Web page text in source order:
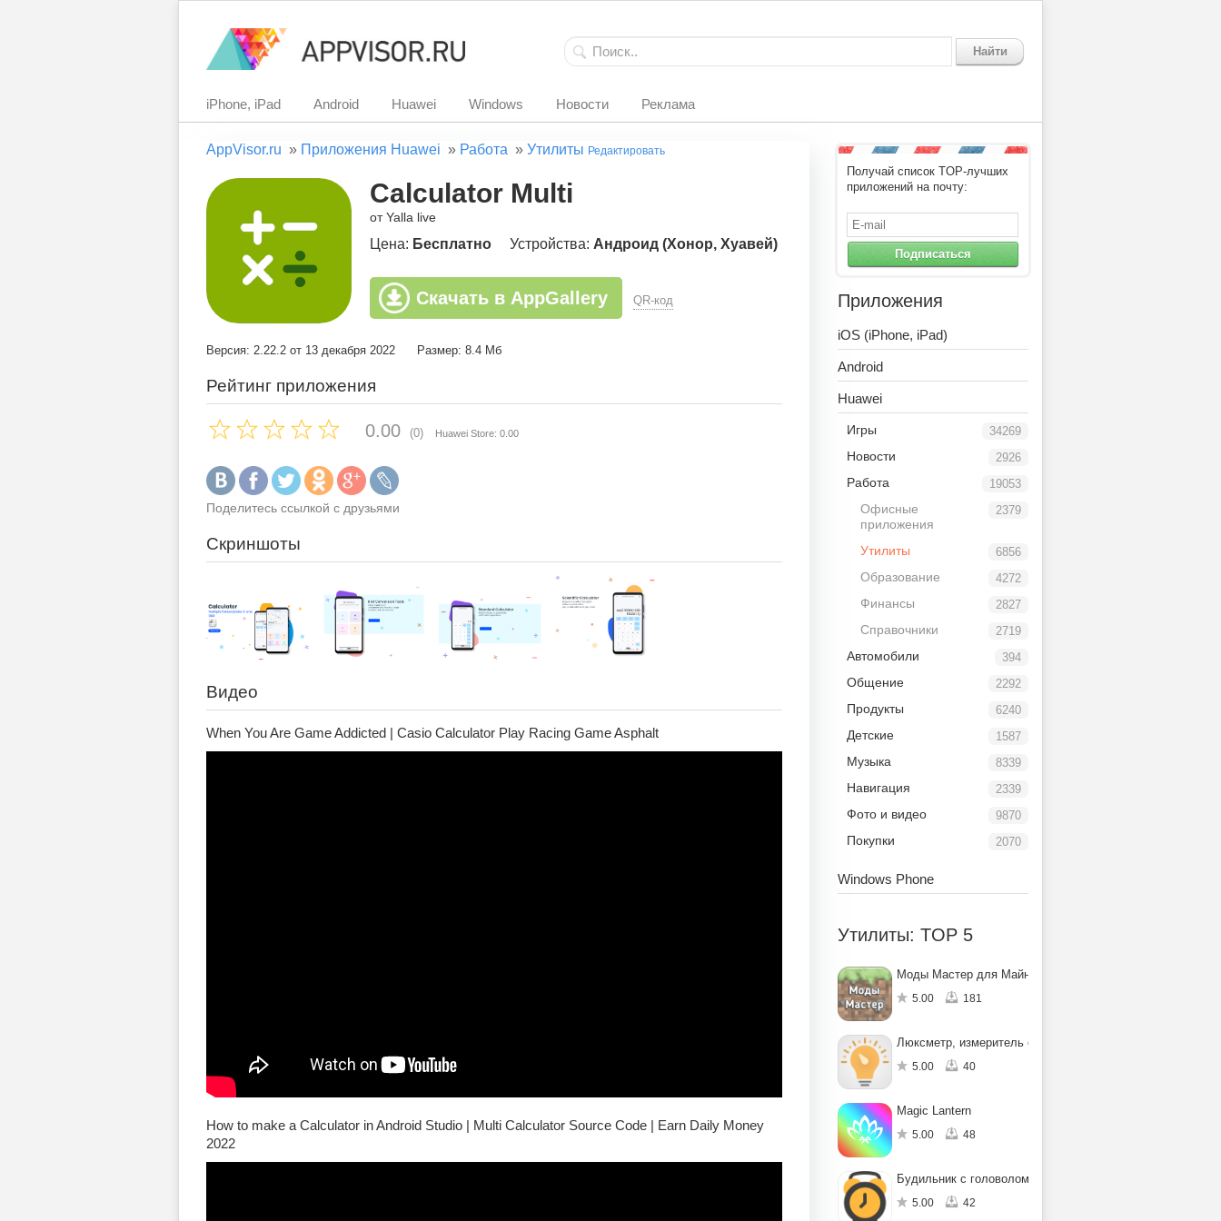
Найти
iPhone, iPad Android Huawei Windows Новости Реклама
AppVisor.ru » Приложения Huawei » Работа » Утилиты Редактировать
Calculator Multi
от Yalla live
Цена: Бесплатно Устройства: Андроид (Хонор, Хуавей)
Скачать в AppGallery QR-код
Версия: 2.22.2 от 13 декабря 2022 Размер: 8.4 Мб
Рейтинг приложения
0.00 (0) Huawei Store: 0.00
Поделитесь ссылкой с друзьями
Скриншоты
Видео
When You Are Game Addicted | Casio Calculator Play Racing Game Asphalt
How to make a Calculator in Android Studio | Multi Calculator Source Code | Earn Daily Money
2022
Получай список TOP-лучших
приложений на почту:
Подписаться
Приложения
iOS (iPhone, iPad)
Android
Huawei
34269
Игры
2926
Новости
19053
Работа
2379
Офисные
приложения
6856
Утилиты
4272
Образование
2827
Финансы
2719
Справочники
394
Автомобили
2292
Общение
6240
Продукты
1587
Детские
8339
Музыка
2339
Навигация
9870
Фото и видео
2070
Покупки
Windows Phone
Утилиты: TOP 5
Моды Мастер для Майнкрафт ПЕ
5.00 181
Люксметр, измеритель освещенности
5.00 40
Magic Lantern
5.00 48
Будильник с головоломкой
5.00 42